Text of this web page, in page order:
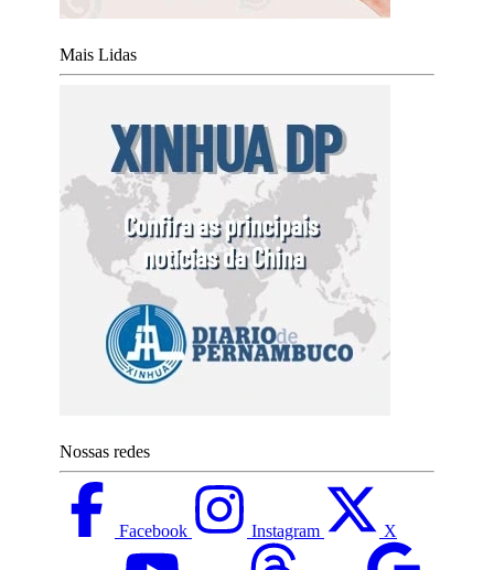
Mais Lidas
Nossas redes
Facebook Instagram X